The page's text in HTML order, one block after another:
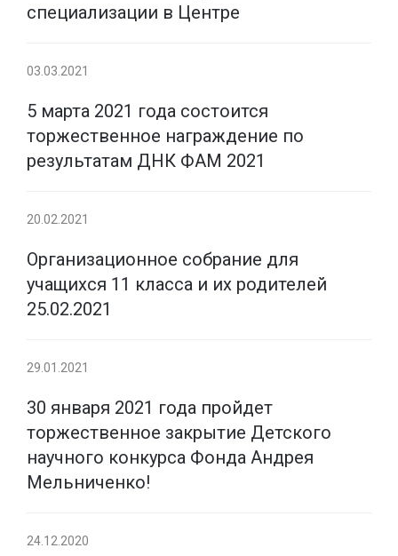
специализации в Центре
03.03.2021
5 марта 2021 года состоится
торжественное награждение по
результатам ДНК ФАМ 2021
20.02.2021
Организационное собрание для
учащихся 11 класса и их родителей
25.02.2021
29.01.2021
30 января 2021 года пройдет
торжественное закрытие Детского
научного конкурса Фонда Андрея
Мельниченко!
24.12.2020